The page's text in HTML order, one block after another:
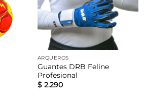
ARQUEROS
Guantes DRB Feline
Profesional
$2.290